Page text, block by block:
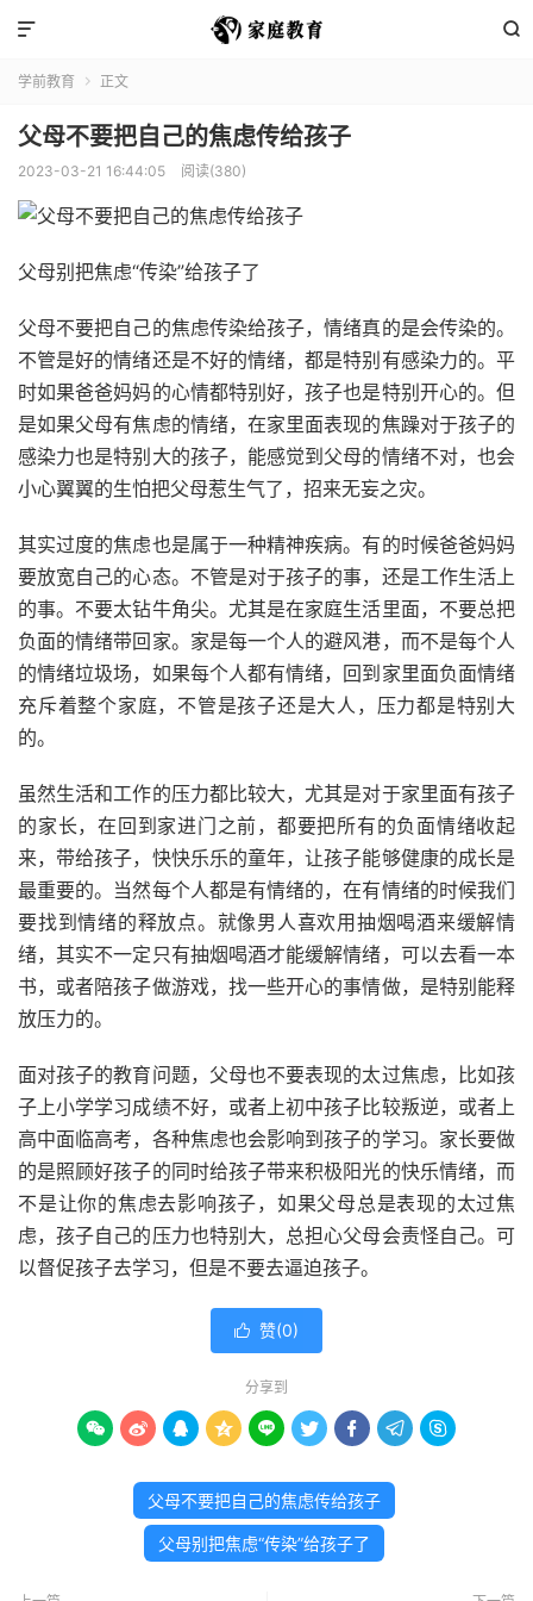


学前教育  正文
父母不要把自己的焦虑传给孩子
2023-03-21 16:44:05 阅读(380)
父母别把焦虑“传染”给孩子了
父母不要把自己的焦虑传染给孩子，情绪真的是会传染的。
不管是好的情绪还是不好的情绪，都是特别有感染力的。平
时如果爸爸妈妈的心情都特别好，孩子也是特别开心的。但
是如果父母有焦虑的情绪，在家里面表现的焦躁对于孩子的
感染力也是特别大的孩子，能感觉到父母的情绪不对，也会
小心翼翼的生怕把父母惹生气了，招来无妄之灾。
其实过度的焦虑也是属于一种精神疾病。有的时候爸爸妈妈
要放宽自己的心态。不管是对于孩子的事，还是工作生活上
的事。不要太钻牛角尖。尤其是在家庭生活里面，不要总把
负面的情绪带回家。家是每一个人的避风港，而不是每个人
的情绪垃圾场，如果每个人都有情绪，回到家里面负面情绪
充斥着整个家庭，不管是孩子还是大人，压力都是特别大
的。
虽然生活和工作的压力都比较大，尤其是对于家里面有孩子
的家长，在回到家进门之前，都要把所有的负面情绪收起
来，带给孩子，快快乐乐的童年，让孩子能够健康的成长是
最重要的。当然每个人都是有情绪的，在有情绪的时候我们
要找到情绪的释放点。就像男人喜欢用抽烟喝酒来缓解情
绪，其实不一定只有抽烟喝酒才能缓解情绪，可以去看一本
书，或者陪孩子做游戏，找一些开心的事情做，是特别能释
放压力的。
面对孩子的教育问题，父母也不要表现的太过焦虑，比如孩
子上小学学习成绩不好，或者上初中孩子比较叛逆，或者上
高中面临高考，各种焦虑也会影响到孩子的学习。家长要做
的是照顾好孩子的同时给孩子带来积极阳光的快乐情绪，而
不是让你的焦虑去影响孩子，如果父母总是表现的太过焦
虑，孩子自己的压力也特别大，总担心父母会责怪自己。可
以督促孩子去学习，但是不要去逼迫孩子。
 赞(0)
分享到
        
父母不要把自己的焦虑传给孩子
父母别把焦虑“传染”给孩子了